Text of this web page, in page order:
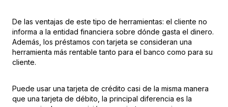
De las ventajas de este tipo de herramientas: el cliente no
informa a la entidad financiera sobre dónde gasta el dinero.
Además, los préstamos con tarjeta se consideran una
herramienta más rentable tanto para el banco como para su
cliente.
Puede usar una tarjeta de crédito casi de la misma manera
que una tarjeta de débito, la principal diferencia es la